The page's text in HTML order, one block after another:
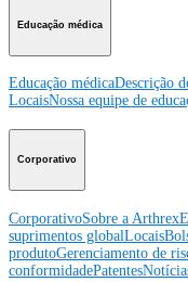
Educação médica
Educação médicaDescrição
LocaisNossa equipe de
Corporativo
CorporativoSobre a Arthrex
suprimentos globalLocais
produtoGerenciamento de
conformidadePatentes